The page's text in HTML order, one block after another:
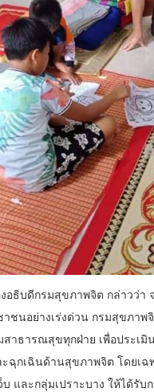
อธิบดีกรมสุขภาพจิต กล่าวว่า
ชนอย่างเร่งด่วน กรมสุขภาพ
สาธารณสุขทุกฝ่าย เพื่อประ
ฉุกเฉินด้านสุขภาพจิต โดยเ
และกลุ่มเปราะบาง ให้ได้รั